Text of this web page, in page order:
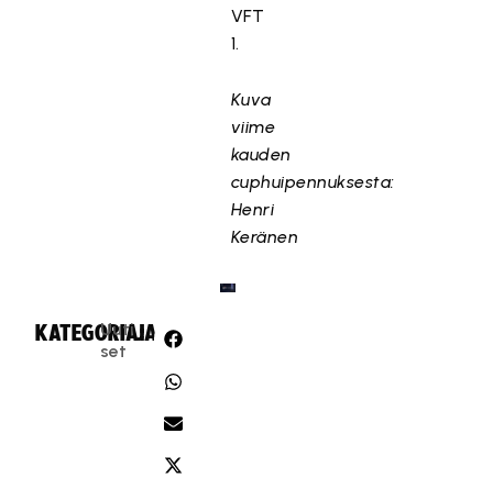
VFT
1.
Kuva
viime
kauden
cuphuipennuksesta:
Henri
Keränen
KATEGORIA:
Uuti
set
JAA: